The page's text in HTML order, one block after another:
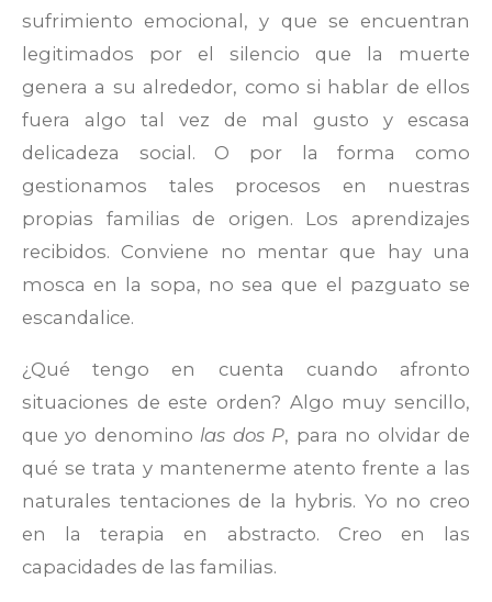
sufrimiento emocional, y que se encuentran
legitimados por el silencio que la muerte
genera a su alrededor, como si hablar de ellos
fuera algo tal vez de mal gusto y escasa
delicadeza social. O por la forma como
gestionamos tales procesos en nuestras
propias familias de origen. Los aprendizajes
recibidos. Conviene no mentar que hay una
mosca en la sopa, no sea que el pazguato se
escandalice.
¿Qué tengo en cuenta cuando afronto
situaciones de este orden? Algo muy sencillo,
que yo denomino las dos P, para no olvidar de
qué se trata y mantenerme atento frente a las
naturales tentaciones de la hybris. Yo no creo
en la terapia en abstracto. Creo en las
capacidades de las familias.